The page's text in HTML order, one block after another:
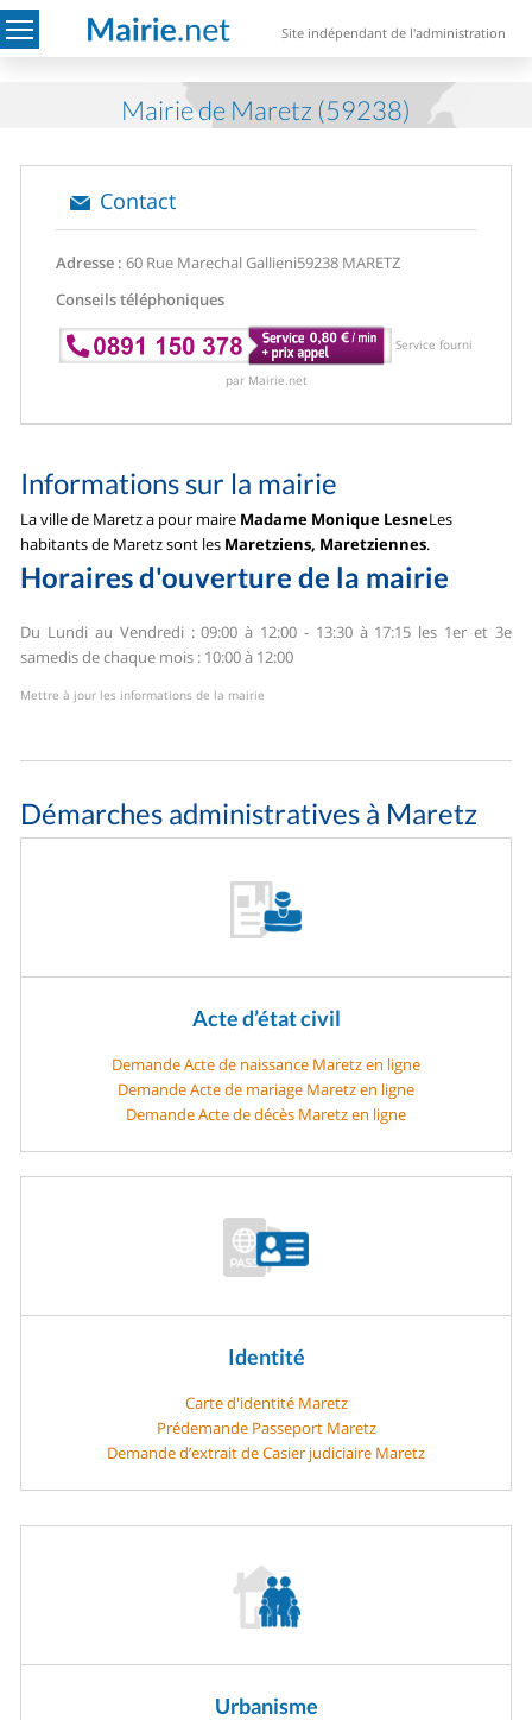
Site indépendant de l'administration
Mairie de Maretz (59238)
Contact
Adresse : 60 Rue Marechal Gallieni59238 MARETZ
Conseils téléphoniques
Service fourni
par Mairie.net
Informations sur la mairie
La ville de Maretz a pour maire Madame Monique LesneLes
habitants de Maretz sont les Maretziens, Maretziennes.
Horaires d'ouverture de la mairie
Du Lundi au Vendredi : 09:00 à 12:00 - 13:30 à 17:15 les 1er et 3e
samedis de chaque mois : 10:00 à 12:00
Mettre à jour les informations de la mairie
Démarches administratives à Maretz
Acte d’état civil
Demande Acte de naissance Maretz en ligne
Demande Acte de mariage Maretz en ligne
Demande Acte de décès Maretz en ligne
Identité
Carte d'identité Maretz
Prédemande Passeport Maretz
Demande d’extrait de Casier judiciaire Maretz
Urbanisme